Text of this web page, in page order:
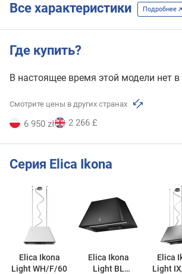
Все характеристики Подробнее
Где купить?
В настоящее время этой модели нет
Смотрите цены в других странах
6 950 zł 2 266 £
Серия Elica Ikona
Elica Ikona
Light WH/F/60
Elica Ikona
Light BL
Elica
Light